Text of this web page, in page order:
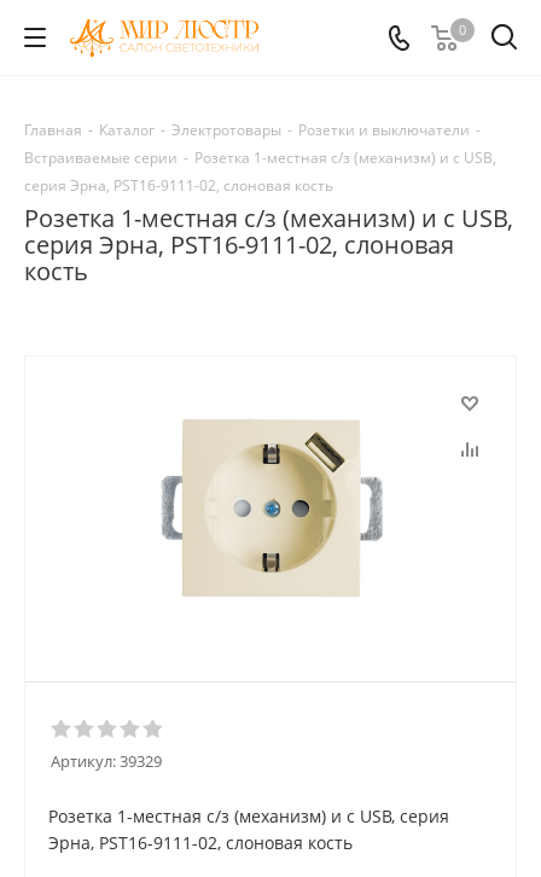
0
Главная - Каталог - Электротовары - Розетки и выключатели -
Встраиваемые серии - Розетка 1-местная с/з (механизм) и с USB,
серия Эрна, PST16-9111-02, слоновая кость
Розетка 1-местная с/з (механизм) и с USB,
серия Эрна, PST16-9111-02, слоновая
кость
Артикул:39329
Розетка 1-местная с/з (механизм) и с USB, серия
Эрна, PST16-9111-02, слоновая кость